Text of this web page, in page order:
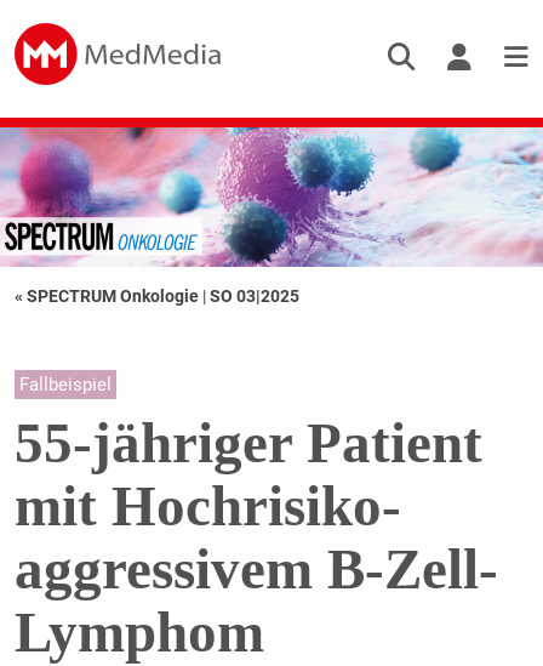
« SPECTRUM Onkologie |SO 03|2025
Fallbeispiel
55-jähriger Patient
mit Hochrisiko-
aggressivem B-Zell-
Lymphom